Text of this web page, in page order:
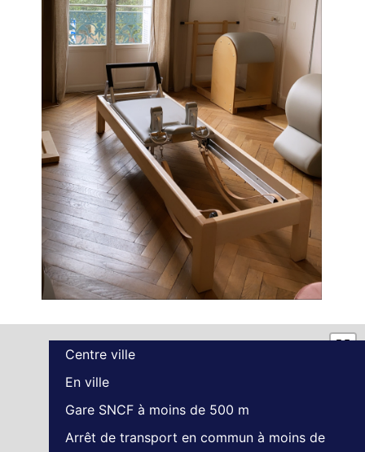
Centre ville
En ville
Gare SNCF à moins de 500 m
Arrêt de transport en commun à moins de